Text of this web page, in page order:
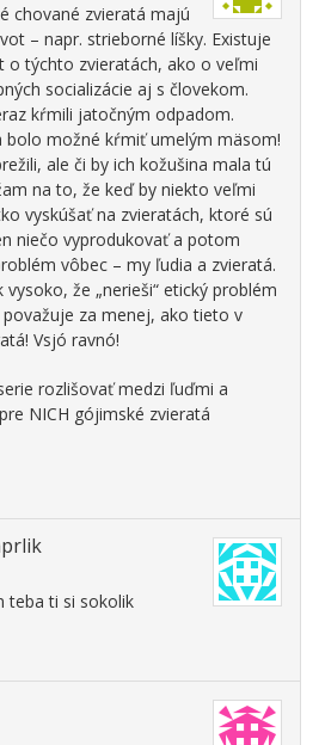
chované zvieratá majú
– napr. strieborné líšky. Existuje
o týchto zvieratách, ako o veľmi
socializácie aj s človekom.
kŕmili jatočným odpadom.
bolo možné kŕmiť umelým mäsom!
ale či by ich kožušina mala tú
na to, že keď by niekto veľmi
vyskúšať na zvieratách, ktoré sú
niečo vyprodukovať a potom
vôbec – my ľudia a zvieratá.
že „nerieši“ etický problém
za menej, ako tieto v
Vsjó ravnó!
rozlišovať medzi ľuďmi a
NICH gójimské zvieratá
teba ti si sokolik